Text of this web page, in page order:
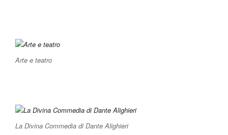
Arte e teatro
La Divina Commedia di Dante Alighieri